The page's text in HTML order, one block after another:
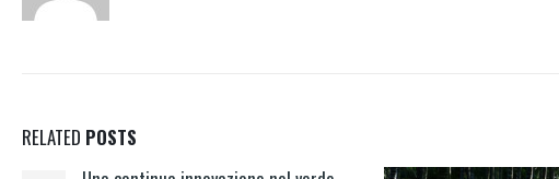
RELATED POSTS